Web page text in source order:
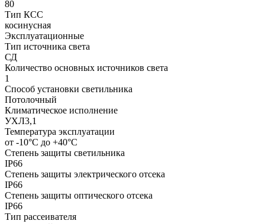
80
Тип КСС
косинусная
Эксплуатационные
Тип источника света
СД
Количество основных источников света
1
Способ установки светильника
Потолочный
Климатическое исполнение
УХЛ3,1
Температура эксплуатации
от -10°С до +40°С
Степень защиты светильника
IP66
Степень защиты электрического отсека
IP66
Степень защиты оптического отсека
IP66
Тип рассеивателя